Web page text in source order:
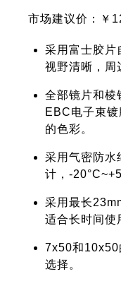
市场建议价：￥
采用富士胶片
视野清晰，周
全部镜片和棱
EBC电子束
的色彩。
采用气密防水
计，-
采用最长
适合长时间使
7x50和10x50
选择。